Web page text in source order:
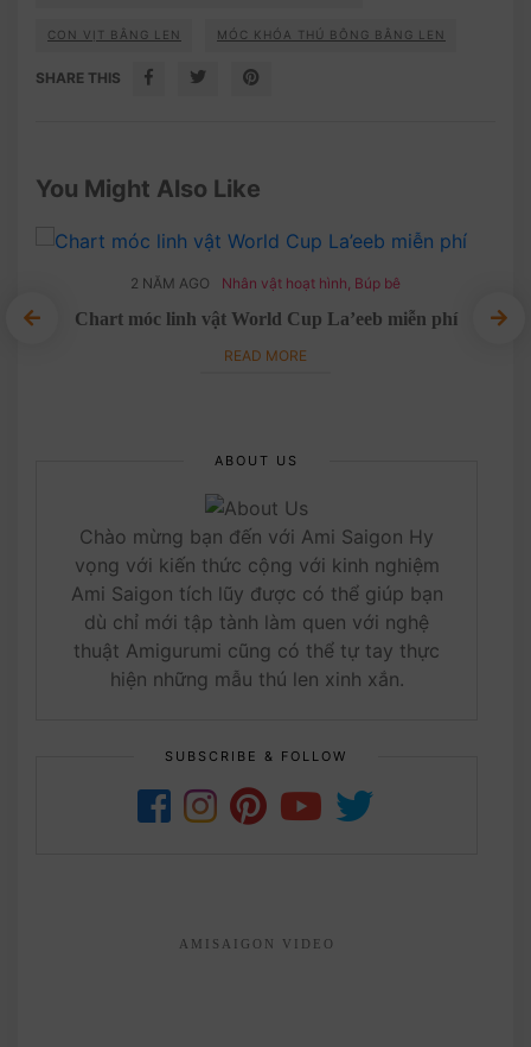
CON VỊT BẰNG LEN MÓC KHÓA THÚ BÔNG BẰNG LEN
SHARE THIS
You Might Also Like
2 NĂM AGO Nhân vật hoạt hình, Búp bê
Chart móc linh vật World Cup La’eeb miễn phí
READ MORE
ABOUT US
Chào mừng bạn đến với Ami Saigon Hy
vọng với kiến thức cộng với kinh nghiệm
Ami Saigon tích lũy được có thể giúp bạn
dù chỉ mới tập tành làm quen với nghệ
thuật Amigurumi cũng có thể tự tay thực
hiện những mẫu thú len xinh xắn.
SUBSCRIBE & FOLLOW
AMISAIGON VIDEO